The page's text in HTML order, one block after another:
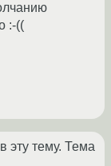
:-((
эту тему. Тема